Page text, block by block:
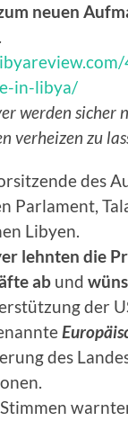
neuen
.
in-libya/
werden sicher
verheizen zu
des
Parlament,
Libyen.
lehnten die
ab und
der
des